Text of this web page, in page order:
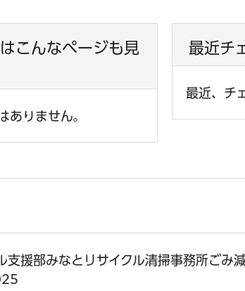
こんなページも見
ありません。
最近チ
最近、チ
支援部みなとリサイクル清掃事務所ごみ